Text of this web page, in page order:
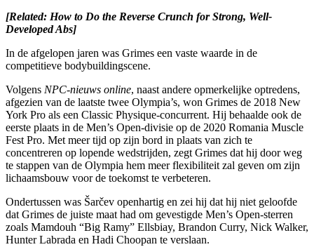
[Related: How to Do the Reverse Crunch for Strong, Well-
Developed Abs]
In de afgelopen jaren was Grimes een vaste waarde in de
competitieve bodybuildingscene.
Volgens NPC-nieuws online, naast andere opmerkelijke optredens,
afgezien van de laatste twee Olympia’s, won Grimes de 2018 New
York Pro als een Classic Physique-concurrent. Hij behaalde ook de
eerste plaats in de Men’s Open-divisie op de 2020 Romania Muscle
Fest Pro. Met meer tijd op zijn bord in plaats van zich te
concentreren op lopende wedstrijden, zegt Grimes dat hij door weg
te stappen van de Olympia hem meer flexibiliteit zal geven om zijn
lichaamsbouw voor de toekomst te verbeteren.
Ondertussen was Šarčev openhartig en zei hij dat hij niet geloofde
dat Grimes de juiste maat had om gevestigde Men’s Open-sterren
zoals Mamdouh “Big Ramy” Ellsbiay, Brandon Curry, Nick Walker,
Hunter Labrada en Hadi Choopan te verslaan.